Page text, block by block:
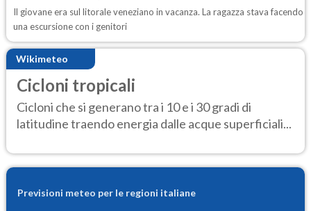
Il giovane era sul litorale veneziano in vacanza. La ragazza stava facendo
una escursione con i genitori
Wikimeteo
Cicloni tropicali
Cicloni che si generano tra i 10 e i 30 gradi di
latitudine traendo energia dalle acque superficiali...
Previsioni meteo per le regioni italiane